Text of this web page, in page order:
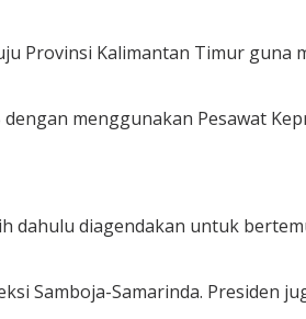
Provinsi Kalimantan Timur
menggunakan Pesawat
dahulu diagendakan untuk
Samboja-Samarinda. Presiden